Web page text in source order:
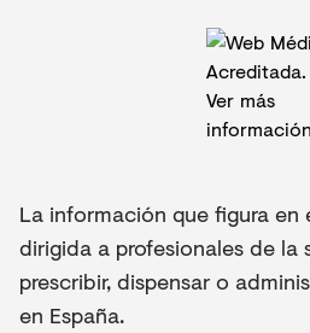
La información que figura en
dirigida a profesionales de la
prescribir, dispensar o
en España.